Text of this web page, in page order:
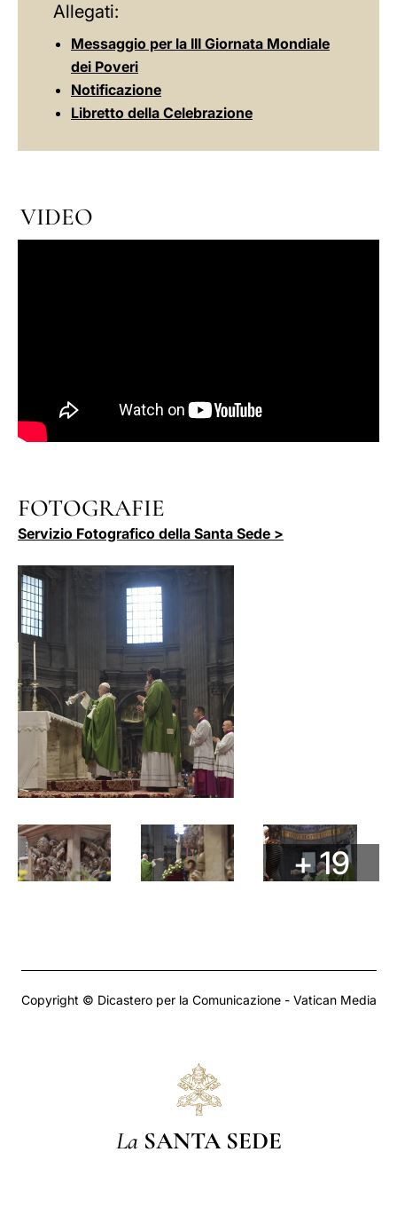
Allegati:
Messaggio per la III Giornata Mondiale
dei Poveri
Notificazione
Libretto della Celebrazione
VIDEO
FOTOGRAFIE
Servizio Fotografico della Santa Sede >
+ 19
Copyright © Dicastero per la Comunicazione - Vatican Media
La SANTA SEDE